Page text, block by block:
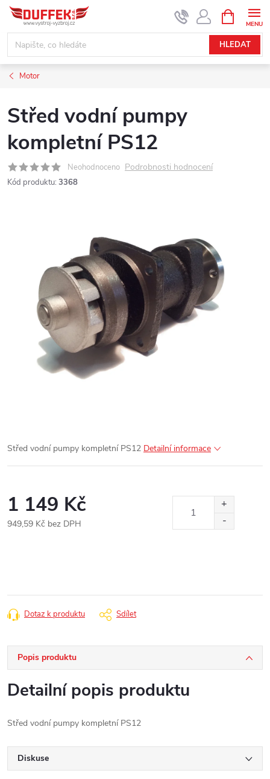
Přejít
obsah
HLEDAT
NÁKUPNÍ
KOŠÍK
Motor
Střed vodní pumpy
kompletní PS12
Neohodnoceno Podrobnosti hodnocení
Kód produktu: 3368
Střed vodní pumpy kompletní PS12 Detailní informace
1 149 Kč
949,59 Kč bez DPH
Dotaz k produktu Sdílet
Popis produktu
Detailní popis produktu
Střed vodní pumpy kompletní PS12
Diskuse